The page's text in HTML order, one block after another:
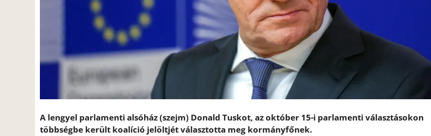
A lengyel parlamenti alsóház (szejm) Donald Tuskot, az október 15-i parlamenti választásokon
többségbe került koalíció jelöltjét választotta meg kormányfőnek.